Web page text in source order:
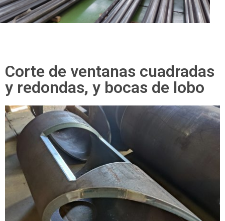
Corte de ventanas cuadradas
y redondas, y bocas de lobo